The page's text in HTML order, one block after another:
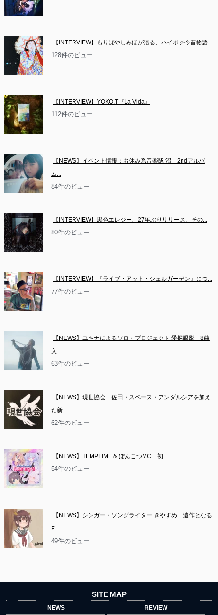
【INTERVIEW】もりばやしみほが語る、ハイポジ今昔物語
128件のビュー
【INTERVIEW】YOKO.T『La Vida』
112件のビュー
【NEWS】イベント情報：お休み系音楽隊 沼　2ndアルバ
ム...
84件のビュー
【INTERVIEW】黒色エレジー、27年ぶりリリース。その...
80件のビュー
【INTERVIEW】『ライブ・アット・シェルガーデン』につ...
77件のビュー
【NEWS】ユキナによるソロ・プロジェクト 愛探眼影　8曲
入...
63件のビュー
【NEWS】現世協会　佐田・スペース・アンダルシアを加え
た新...
62件のビュー
【NEWS】TEMPLIME & ぽんこつMC　初...
54件のビュー
【NEWS】シンガー・ソングライター きやすめ　遺作となる
E...
49件のビュー
SITE MAP
NEWS REVIEW